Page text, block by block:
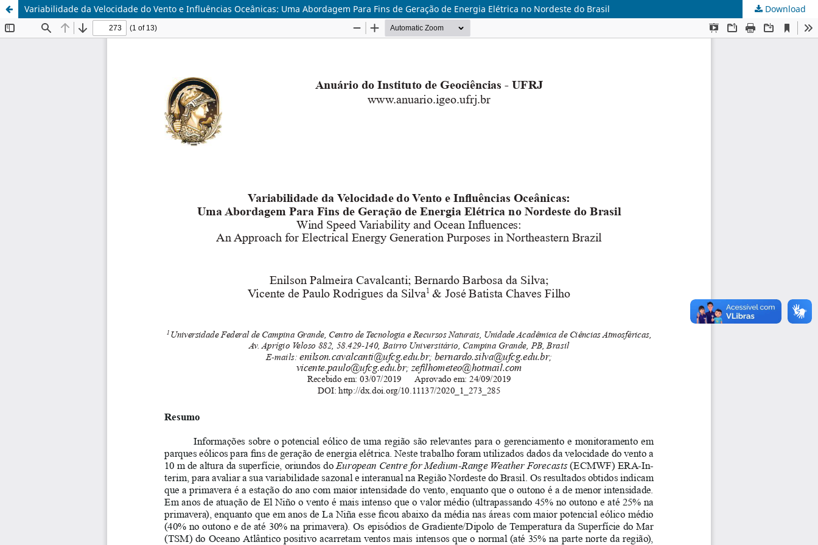
Variabilidade da Velocidade do Vento e Influências Oceânicas: Uma Abordagem Para Fins de Geração de Energia Elétrica no Nordeste do Brasil Download